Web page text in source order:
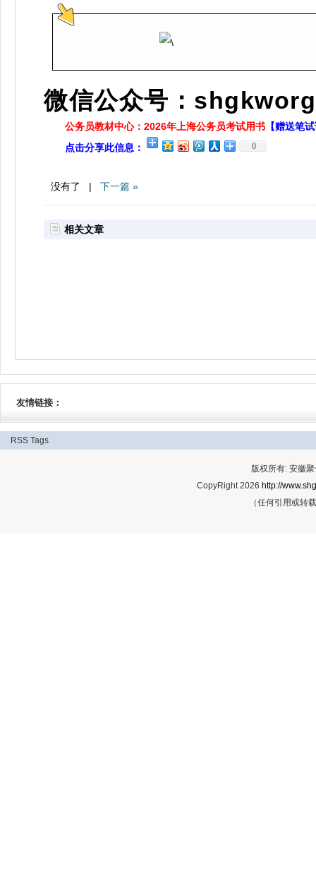
微信公众号：shgkworg
公务员教材中心：2026年上海公务员考试用书 【赠送笔
点击分享此信息：
0
没有了 | 下一篇 »
相关文章
友情链接：
RSS Tags
版权所有: 安徽
CopyRight 2026 http://
（任何引用或转